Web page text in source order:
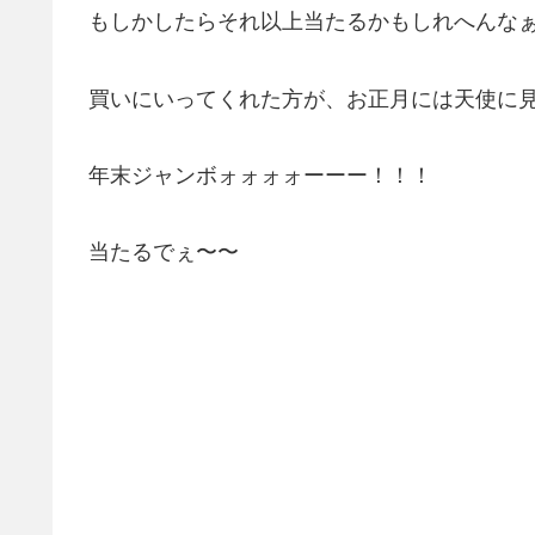
もしかしたらそれ以上当たるかもしれへんな
買いにいってくれた方が、お正月には天使に
年末ジャンボォォォォーーー！！！
当たるでぇ〜〜